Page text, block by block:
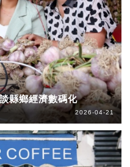
縣鄉經濟數碼化
2026-04-21